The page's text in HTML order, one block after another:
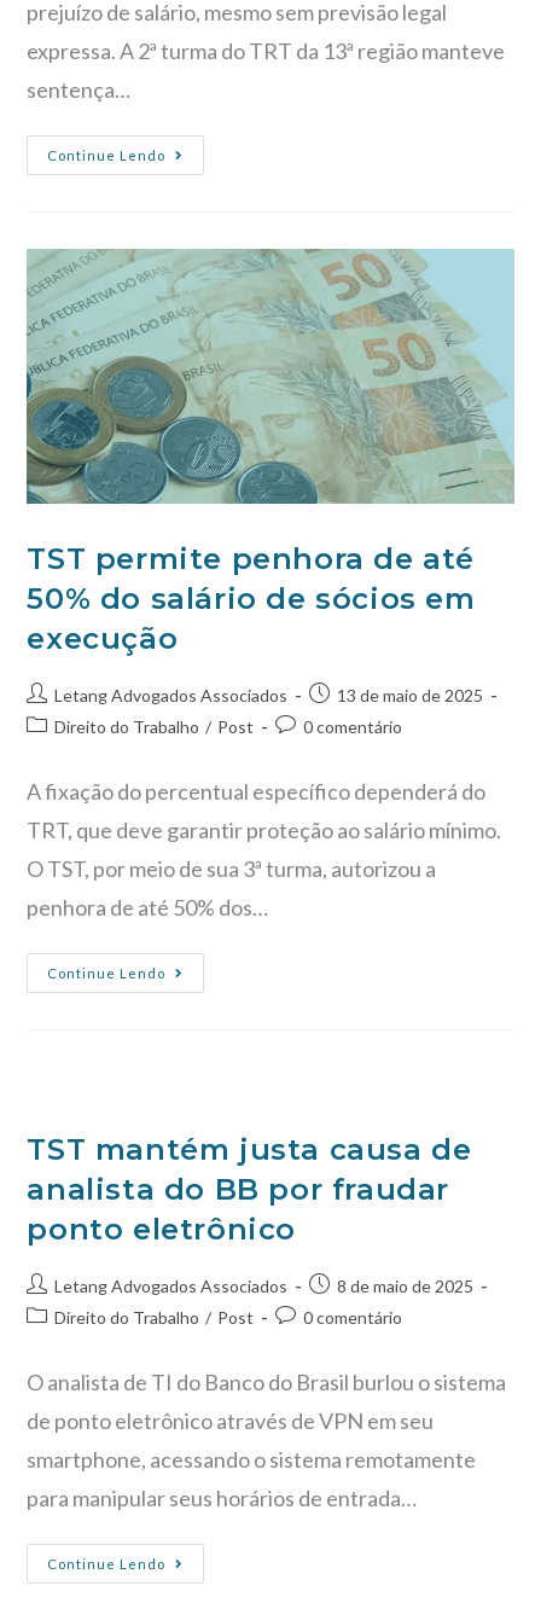
prejuízo de salário, mesmo sem previsão legal
expressa. A 2ª turma do TRT da 13ª região manteve
sentença…
Continue Lendo
TST permite penhora de até
50% do salário de sócios em
execução
Letang Advogados Associados
13 de maio de 2025
Direito do Trabalho / Post 0 comentário
A fixação do percentual específico dependerá do
TRT, que deve garantir proteção ao salário mínimo.
O TST, por meio de sua 3ª turma, autorizou a
penhora de até 50% dos…
Continue Lendo
TST mantém justa causa de
analista do BB por fraudar
ponto eletrônico
Letang Advogados Associados
8 de maio de 2025
Direito do Trabalho / Post 0 comentário
O analista de TI do Banco do Brasil burlou o sistema
de ponto eletrônico através de VPN em seu
smartphone, acessando o sistema remotamente
para manipular seus horários de entrada…
Continue Lendo